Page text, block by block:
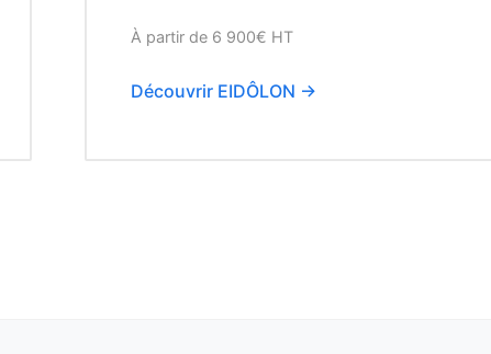
À partir de 6 900€ HT
Découvrir EIDÔLON →